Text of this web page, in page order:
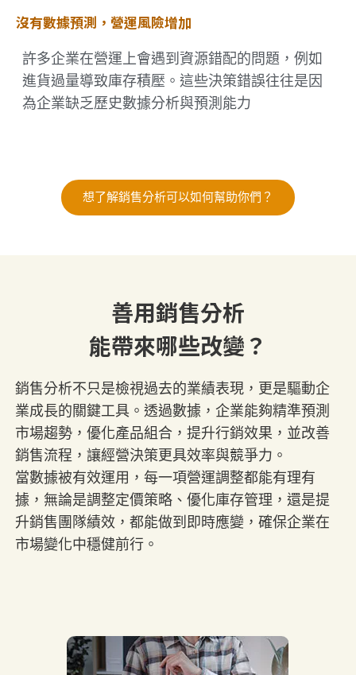
沒有數據預測，營運風險增加
許多企業在營運上會遇到資源錯配的問題，例如
進貨過量導致庫存積壓。這些決策錯誤往往是因
為企業缺乏歷史數據分析與預測能力
想了解銷售分析可以如何幫助你們？
善用銷售分析
能帶來哪些改變？
銷售分析不只是檢視過去的業績表現，更是驅動企
業成長的關鍵工具。透過數據，企業能夠精準預測
市場趨勢，優化產品組合，提升行銷效果，並改善
銷售流程，讓經營決策更具效率與競爭力。
當數據被有效運用，每一項營運調整都能有理有
據，無論是調整定價策略、優化庫存管理，還是提
升銷售團隊績效，都能做到即時應變，確保企業在
市場變化中穩健前行。